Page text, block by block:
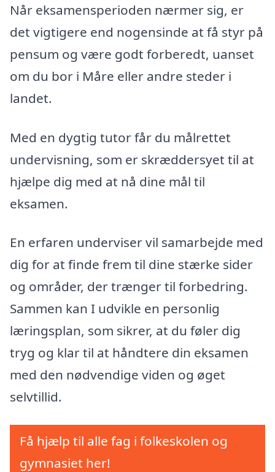
Når eksamensperioden nærmer sig, er
det vigtigere end nogensinde at få styr på
pensum og være godt forberedt, uanset
om du bor i Måre eller andre steder i
landet.
Med en dygtig tutor får du målrettet
undervisning, som er skræddersyet til at
hjælpe dig med at nå dine mål til
eksamen.
En erfaren underviser vil samarbejde med
dig for at finde frem til dine stærke sider
og områder, der trænger til forbedring.
Sammen kan I udvikle en personlig
læringsplan, som sikrer, at du føler dig
tryg og klar til at håndtere din eksamen
med den nødvendige viden og øget
selvtillid.
Få hjælp til alle fag i folkeskolen og
gymnasiet her!